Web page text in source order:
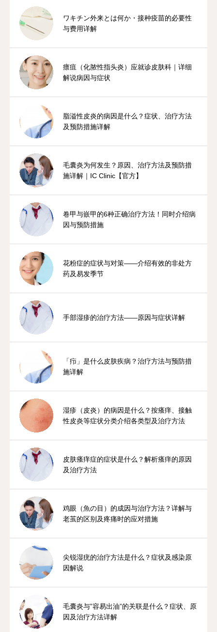
ワキチン外来とは何か・接种疫苗的必要性
与费用详解
瘭疽（化脓性指头炎）应就诊皮肤科｜详细
解说病因与症状
脂溢性皮炎的病因是什么？症状、治疗方法
及预防措施详解
毛囊炎为何发生？原因、治疗方法及预防措
施详解｜IC Clinic【官方】
卷甲与嵌甲的6种正确治疗方法！同时介绍病
因与预防措施
花粉症的症状与对策——介绍有效的非处方
药及易发季节
手部湿疹的治疗方法——原因与症状详解
「疖」是什么皮肤疾病？治疗方法与预防措
施详解
湿疹（皮炎）的病因是什么？按瘙痒、接触
性皮炎等症状分类介绍各类型及治疗方法
皮肤瘙痒症的症状是什么？解析瘙痒的原因
及治疗方法
鸡眼（魚の目）的成因与治疗方法？详解与
老茧的区别及疼痛时的应对措施
尖锐湿疣的治疗方法是什么？症状及感染原
因解说
毛囊炎与”容易出油”的关联是什么？症状、原
因及治疗方法详解